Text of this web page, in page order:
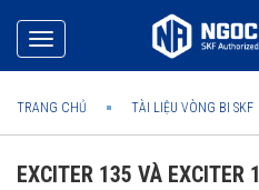
Toggle
navigation
TRANG CHỦ TÀI LIỆU VÒNG BI SKF
EXCITER 135 VÀ EXCITER